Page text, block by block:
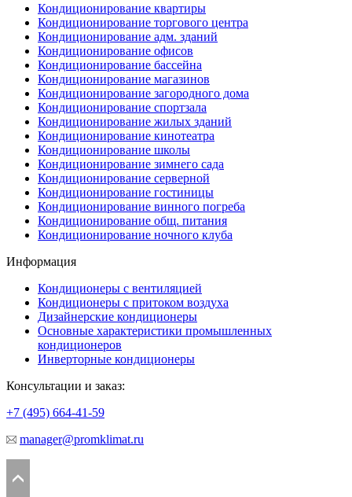
Кондиционирование квартиры
Кондиционирование торгового центра
Кондиционирование адм. зданий
Кондиционирование офисов
Кондиционирование бассейна
Кондиционирование магазинов
Кондиционирование загородного дома
Кондиционирование спортзала
Кондиционирование жилых зданий
Кондиционирование кинотеатра
Кондиционирование школы
Кондиционирование зимнего сада
Кондиционирование серверной
Кондиционирование гостиницы
Кондиционирование винного погреба
Кондиционирование общ. питания
Кондиционирование ночного клуба
Информация
Кондиционеры с вентиляцией
Кондиционеры с притоком воздуха
Дизайнерские кондиционеры
Основные характеристики промышленных
кондиционеров
Инверторные кондиционеры
Консультации и заказ:
+7 (495) 664-41-59
manager@promklimat.ru